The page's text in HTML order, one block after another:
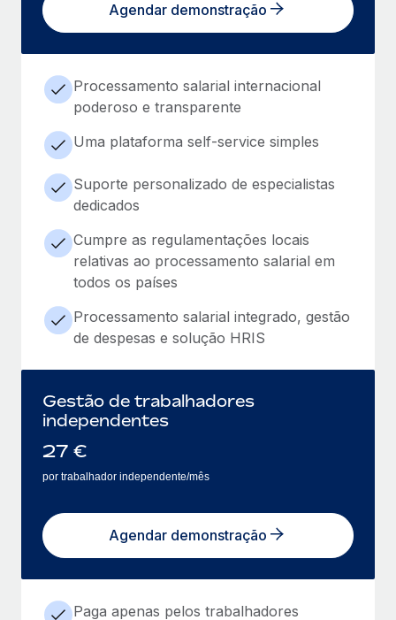
Agendar demonstração
Processamento salarial internacional
poderoso e transparente
Uma plataforma self-service simples
Suporte personalizado de especialistas
dedicados
Cumpre as regulamentações locais
relativas ao processamento salarial em
todos os países
Processamento salarial integrado, gestão
de despesas e solução HRIS
Gestão de trabalhadores
independentes
27 €
por trabalhador independente/mês
Agendar demonstração
Paga apenas pelos trabalhadores